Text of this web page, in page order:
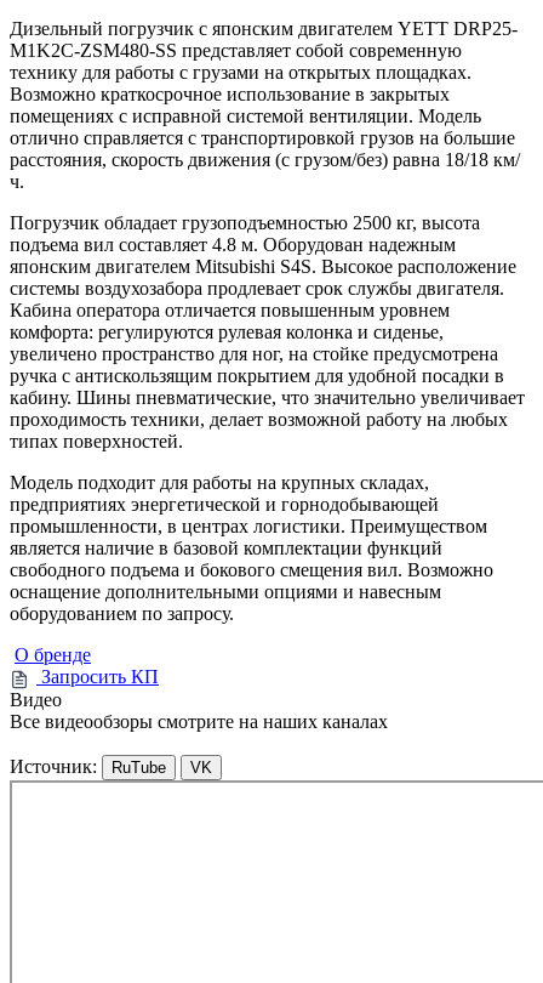
Дизельный погрузчик с японским двигателем YETT DRP25-
M1K2C-ZSM480-SS представляет собой современную
технику для работы с грузами на открытых площадках.
Возможно краткосрочное использование в закрытых
помещениях с исправной системой вентиляции. Модель
отлично справляется с транспортировкой грузов на большие
расстояния, скорость движения (с грузом/без) равна 18/18 км/
ч.
Погрузчик обладает грузоподъемностью 2500 кг, высота
подъема вил составляет 4.8 м. Оборудован надежным
японским двигателем Mitsubishi S4S. Высокое расположение
системы воздухозабора продлевает срок службы двигателя.
Кабина оператора отличается повышенным уровнем
комфорта: регулируются рулевая колонка и сиденье,
увеличено пространство для ног, на стойке предусмотрена
ручка с антискользящим покрытием для удобной посадки в
кабину. Шины пневматические, что значительно увеличивает
проходимость техники, делает возможной работу на любых
типах поверхностей.
Модель подходит для работы на крупных складах,
предприятиях энергетической и горнодобывающей
промышленности, в центрах логистики. Преимуществом
является наличие в базовой комплектации функций
свободного подъема и бокового смещения вил. Возможно
оснащение дополнительными опциями и навесным
оборудованием по запросу.
О бренде
Запросить КП
Видео
Все видеообзоры смотрите на наших каналах
Источник: RuTube VK